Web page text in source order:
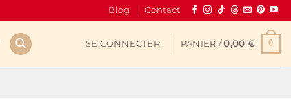
Blog Contact
SE CONNECTER PANIER /0,00 € 0